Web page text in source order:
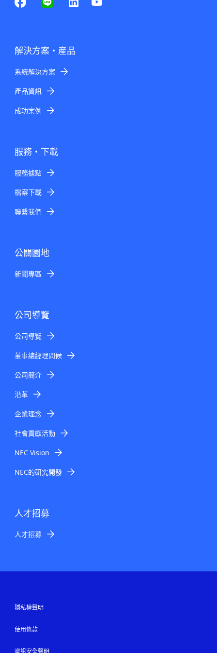
解決方案・産品
系統解決方案
產品資訊
成功案例
服務・下載
服務據點
檔案下載
聯繫我們
公關園地
新聞專區
公司導覽
公司導覽
董事總經理問候
公司簡介
沿革
企業理念
社會貢獻活動
NEC Vision
NEC的研究開發
人才招募
人才招募
隱私權聲明
使用條款
資訊安全聲明